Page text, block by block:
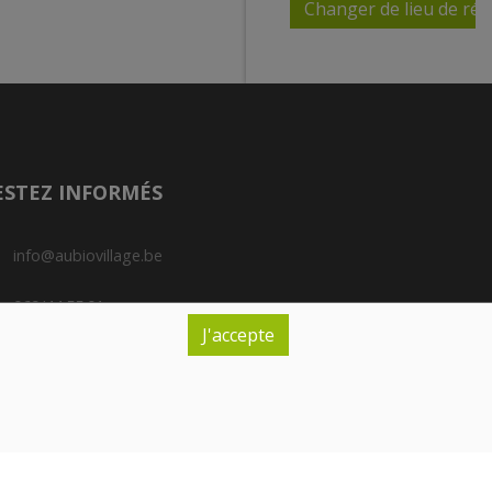
J'accepte
Changer de lieu de
Paiement de
en ligne.
INFORMÉS
info@aubiovillage.be
069/44.55.01
Rue de Tournai, 97 - B-7972 Quevaucamps